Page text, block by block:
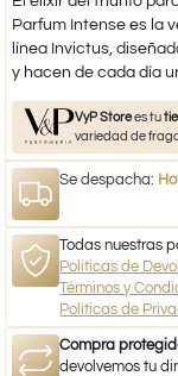
Parfum Intense es la
línea Invictus,
y hacen de cada día
VyP Storees tu
variedad de
Se despacha:
Todas nuestras
Políticas de
Términos y
Políticas de
Compra
devolvemos tu